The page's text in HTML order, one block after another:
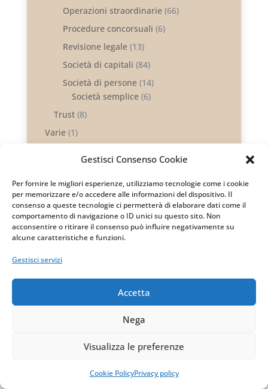
Gestisci Consenso Cookie
Per fornire le migliori esperienze, utilizziamo tecnologie come i cookie
per memorizzare e/o accedere alle informazioni del dispositivo. Il
consenso a queste tecnologie ci permetterà di elaborare dati come il
comportamento di navigazione o ID unici su questo sito. Non
acconsentire o ritirare il consenso può influire negativamente su
alcune caratteristiche e funzioni.
Gestisci servizi
Accetta
Nega
Visualizza le preferenze
Cookie PolicyPrivacy policy
Operazioni straordinarie(66)
Procedure concorsuali (6)
Revisione legale(13)
Società di capitali (84)
Società di persone(14)
Società semplice(6)
Trust(8)
Varie(1)